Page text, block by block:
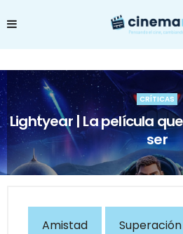
CRÍTICAS
Lightyear | La película
ser
Amistad Superación